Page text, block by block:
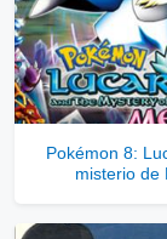
Pokémon 8:
misterio de